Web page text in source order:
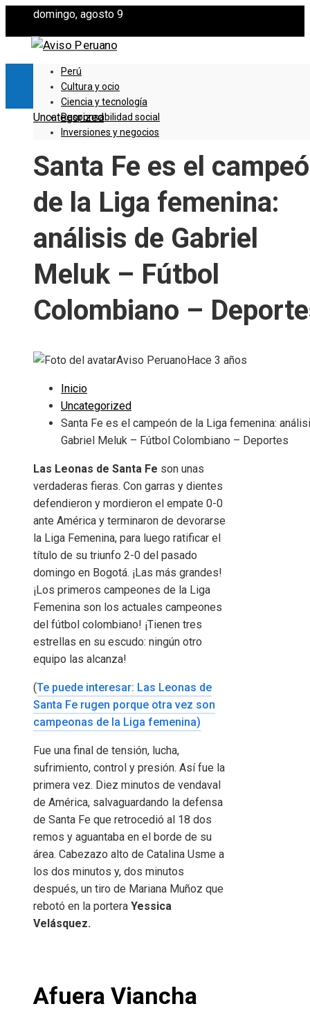
domingo, agosto 9
Perú
Cultura y ocio
Ciencia y tecnología
Responsabilidad social
Inversiones y negocios
Uncategorized
Santa Fe es el
de la Liga femenina:
análisis de Gabriel
Meluk – Fútbol
Colombiano –
Aviso Peruano Hace 3 años
Inicio
Uncategorized
Santa Fe es el campeón de la Liga femenina:
Gabriel Meluk – Fútbol Colombiano – Deportes
Las Leonas de Santa Fe son unas
verdaderas fieras. Con garras y dientes
defendieron y mordieron el empate 0-0
ante América y terminaron de devorarse
la Liga Femenina, para luego ratificar el
título de su triunfo 2-0 del pasado
domingo en Bogotá. ¡Las más grandes!
¡Los primeros campeones de la Liga
Femenina son los actuales campeones
del fútbol colombiano! ¡Tienen tres
estrellas en su escudo: ningún otro
equipo las alcanza!
(Te puede interesar: Las Leonas de
Santa Fe rugen porque otra vez son
campeonas de la Liga femenina)
Fue una final de tensión, lucha,
sufrimiento, control y presión. Así fue la
primera vez. Diez minutos de vendaval
de América, salvaguardando la defensa
de Santa Fe que retrocedió al 18 dos
remos y aguantaba en el borde de su
área. Cabezazo alto de Catalina Usme a
los dos minutos y, dos minutos
después, un tiro de Mariana Muñoz que
rebotó en la portera Yessica
Velásquez.
Afuera Viancha